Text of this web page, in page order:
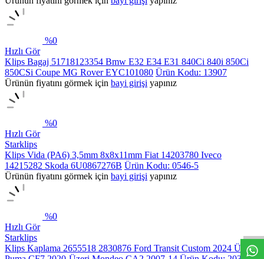
%0
Hızlı Gör
Klips Bagaj 51718123354 Bmw E32 E34 E31 840Ci 840i 850Ci
850CSi Coupe MG Rover EYC101080 Ürün Kodu: 13907
Ürünün fiyatını görmek için bayi girişi yapınız
%0
Hızlı Gör
Starklips
Klips Vida (PA6) 3,5mm 8x8x11mm Fiat 14203780 Iveco
14215282 Skoda 6U0867276B Ürün Kodu: 0546-5
Ürünün fiyatını görmek için bayi girişi yapınız
%0
Hızlı Gör
Starklips
Klips Kaplama 2655518 2830876 Ford Transit Custom 2024 Üzeri